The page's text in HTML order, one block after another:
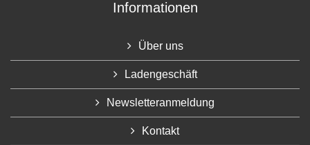
Informationen
Über uns
Ladengeschäft
Newsletteranmeldung
Kontakt